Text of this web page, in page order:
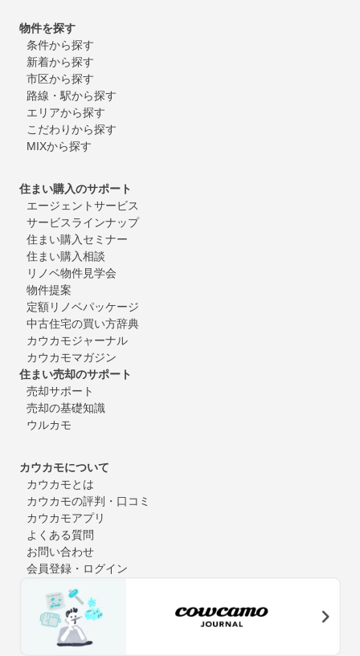
物件を探す
条件から探す
新着から探す
市区から探す
路線・駅から探す
エリアから探す
こだわりから探す
MIXから探す
住まい購入のサポート
エージェントサービス
サービスラインナップ
住まい購入セミナー
住まい購入相談
リノベ物件見学会
物件提案
定額リノベパッケージ
中古住宅の買い方辞典
カウカモジャーナル
カウカモマガジン
住まい売却のサポート
売却サポート
売却の基礎知識
ウルカモ
カウカモについて
カウカモとは
カウカモの評判・口コミ
カウカモアプリ
よくある質問
お問い合わせ
会員登録・ログイン